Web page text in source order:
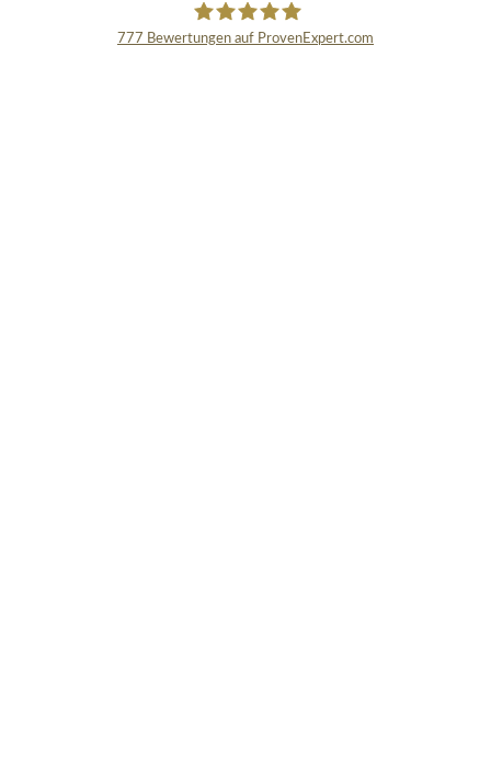
777 Bewertungen auf ProvenExpert.com